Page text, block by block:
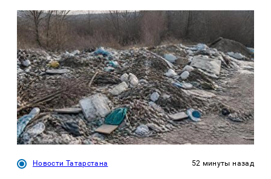
Новости Татарстана 52 минуты назад